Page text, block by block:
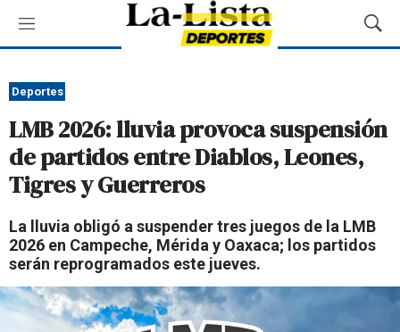
M
e
ú
M
o
a
r
q
u
e
a
Deportes
LMB 2026: lluvia provoca suspensión
de partidos entre Diablos, Leones,
Tigres y Guerreros
La lluvia obligó a suspender tres juegos de la LMB
2026 en Campeche, Mérida y Oaxaca; los partidos
serán reprogramados este jueves.